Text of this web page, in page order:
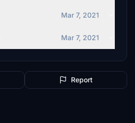
Mar 7, 2021
Mar 7, 2021
Report